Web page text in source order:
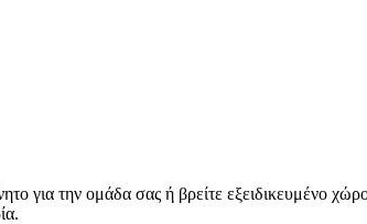
για την ομάδα σας ή βρείτε εξειδικευμένο